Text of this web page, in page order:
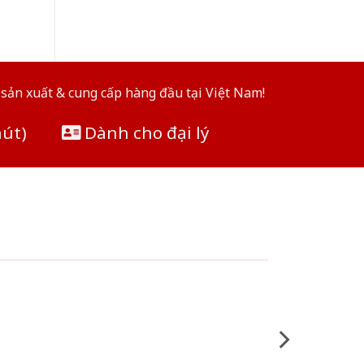
xuất & cung cấp hàng đầu tại Việt Nam!
Dành cho đại lý